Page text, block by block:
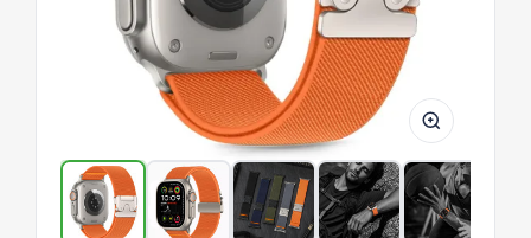
Tech-
Protect
Nylon
Clasp
pro
Apple
Watch
8